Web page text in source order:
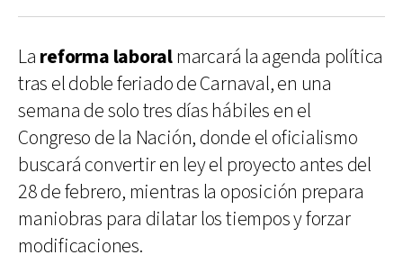
La reforma laboralmarcará la agenda política
tras el doble feriado de Carnaval, en una
semana de solo tres días hábiles en el
Congreso de la Nación, donde el oficialismo
buscará convertir en ley el proyecto antes del
28 de febrero, mientras la oposición prepara
maniobras para dilatar los tiempos y forzar
modificaciones.